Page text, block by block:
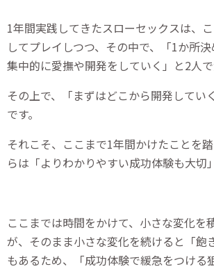
1年間実践してきたスローセックスは、
してプレイしつつ、その中で、「1か所
集中的に愛撫や開発をしていく」と2人で
その上で、「まずはどこから開発してい
です。
それこそ、ここまで1年間かけたことを
らは「よりわかりやすい成功体験も大切
ここまでは時間をかけて、小さな変化を
が、そのまま小さな変化を続けると「飽
もあるため、「成功体験で緩急をつける